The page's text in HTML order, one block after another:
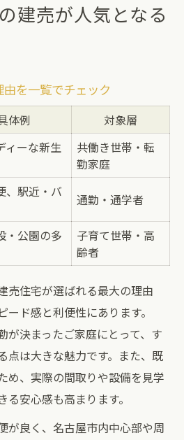
建売が人気となる
を一覧でチェック
体例 対象層
ィーな新生
共働き世帯・転
勤家庭
、駅近・バ
通勤・通学者
・公園の多
子育て世帯・高
齢者
売住宅が選ばれる最大の理由
ド感と利便性にあります。
が決まったご家庭にとって、す
点は大きな魅力です。また、既
め、実際の間取りや設備を見学
安心感も高まります。
が良く、名古屋市内中心部や周